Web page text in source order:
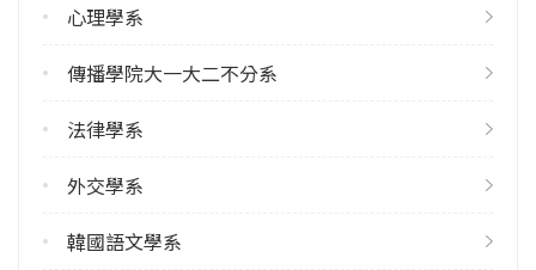
150
雙主修人數
113學年度下學期
心理學系
傳播學院大一大二不分系
法律學系
外交學系
韓國語文學系